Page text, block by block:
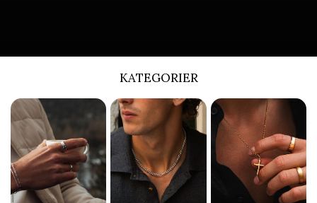
KATEGORIER